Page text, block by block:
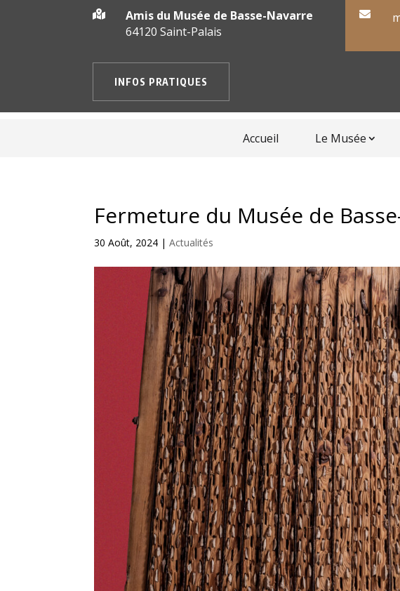

Amis du Musée de Basse-Navarre
64120 Saint-Palais

INFOS PRATIQUES
Accueil Le Musée
Fermeture du Musée de
30 Août, 2024 |Actualités